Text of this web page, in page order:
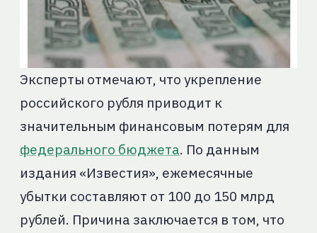
Эксперты отмечают, что укрепление
российского рубля приводит к
значительным финансовым потерям для
федерального бюджета. По данным
издания «Известия», ежемесячные
убытки составляют от 100 до 150 млрд
рублей. Причина заключается в том, что